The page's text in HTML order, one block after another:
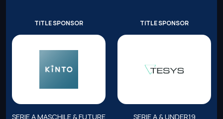
TITLE SPONSOR
SERIE A MASCHILE & FUTURE
TITLE SPONSOR
SERIE A & UNDER19